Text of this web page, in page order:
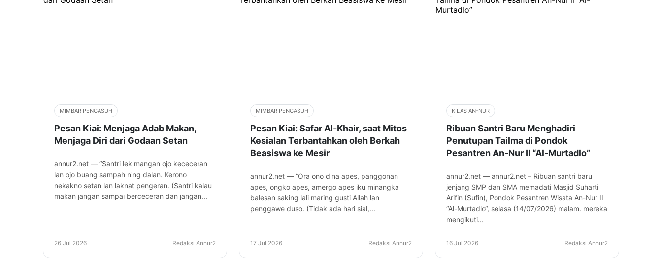
MIMBAR PENGASUH
Pesan Kiai: Menjaga Adab Makan,
Menjaga Diri dari Godaan Setan
annur2.net — “Santri lek mangan ojo kececeran
lan ojo buang sampah ning dalan. Kerono
nekakno setan lan laknat pengeran. (Santri kalau
makan jangan sampai berceceran dan jangan...
26 Jul 2026 Redaksi Annur2
MIMBAR PENGASUH
Pesan Kiai: Safar Al-Khair, saat Mitos
Kesialan Terbantahkan oleh Berkah
Beasiswa ke Mesir
annur2.net — “Ora ono dina apes, panggonan
apes, ongko apes, amergo apes iku minangka
balesan saking lali maring gusti Allah lan
penggawe duso. (Tidak ada hari sial,...
17 Jul 2026 Redaksi Annur2
KILAS AN-NUR
Ribuan Santri Baru Menghadiri
Penutupan Tailma di Pondok
Pesantren An-Nur II “Al-Murtadlo”
annur2.net — annur2.net – Ribuan santri baru
jenjang SMP dan SMA memadati Masjid Suharti
Arifin (Sufin), Pondok Pesantren Wisata An-Nur II
“Al-Murtadlo“, selasa (14/07/2026) malam. mereka
mengikuti...
16 Jul 2026 Redaksi Annur2